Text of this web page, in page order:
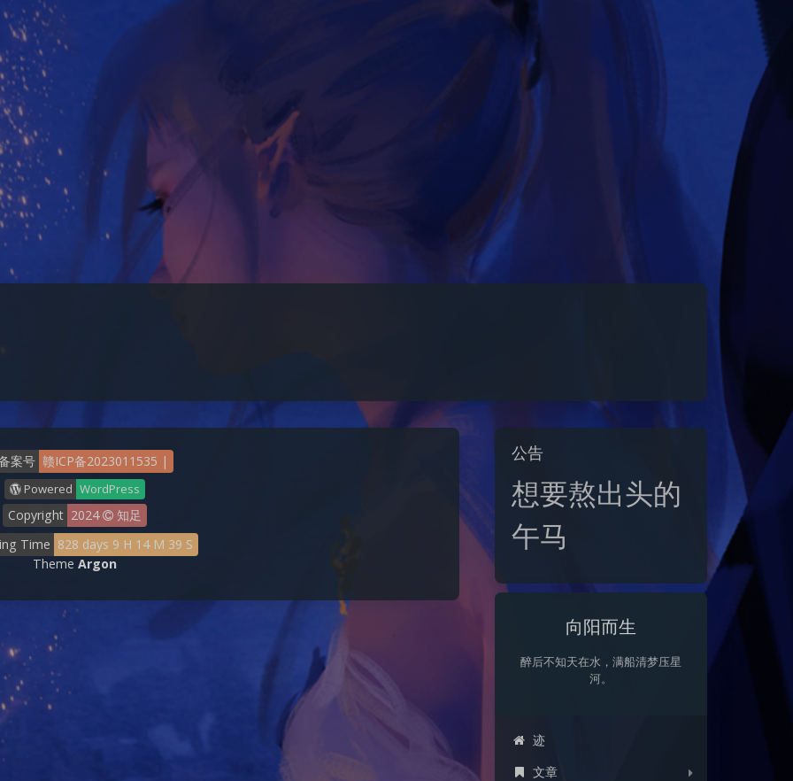
公告
想要熬出头的
午马
向阳而生
醉后不知天在水，满船清梦压星
河。
迹
文章
案号 赣ICP备2023011535 |
Powered WordPress
Copyright 2024
知足
Time 828 days 9 H 14M 41 S
Theme Argon